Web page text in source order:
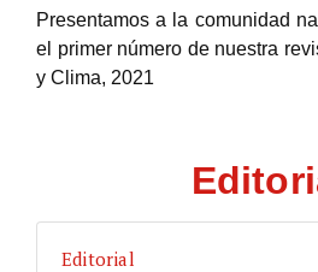
Presentamos a la comunidad
el primer número de nuestra
y Clima, 2021
Editorial